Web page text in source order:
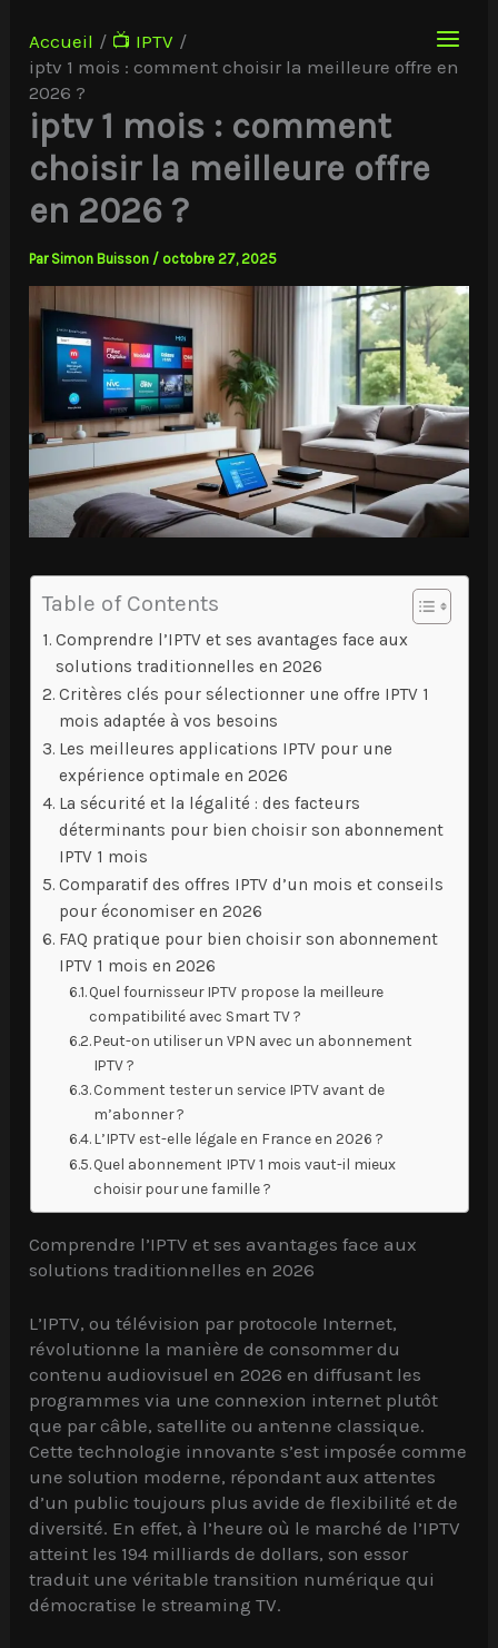
contenu
Accueil
📺 IPTV
iptv 1 mois : comment choisir la meilleure offre en
2026 ?
iptv 1 mois : comment
choisir la meilleure offre
en 2026 ?
Par Simon Buisson / octobre 27, 2025
Table of Contents
Comprendre l’IPTV et ses avantages face aux
solutions traditionnelles en 2026
Critères clés pour sélectionner une offre IPTV 1
mois adaptée à vos besoins
Les meilleures applications IPTV pour une
expérience optimale en 2026
La sécurité et la légalité : des facteurs
déterminants pour bien choisir son abonnement
IPTV 1 mois
Comparatif des offres IPTV d’un mois et conseils
pour économiser en 2026
FAQ pratique pour bien choisir son abonnement
IPTV 1 mois en 2026
Quel fournisseur IPTV propose la meilleure
compatibilité avec Smart TV ?
Peut-on utiliser un VPN avec un abonnement
IPTV ?
Comment tester un service IPTV avant de
m’abonner ?
L’IPTV est-elle légale en France en 2026 ?
Quel abonnement IPTV 1 mois vaut-il mieux
choisir pour une famille ?
Comprendre l’IPTV et ses avantages face aux
solutions traditionnelles en 2026
L’IPTV, ou télévision par protocole Internet,
révolutionne la manière de consommer du
contenu audiovisuel en 2026 en diffusant les
programmes via une connexion internet plutôt
que par câble, satellite ou antenne classique.
Cette technologie innovante s’est imposée comme
une solution moderne, répondant aux attentes
d’un public toujours plus avide de flexibilité et de
diversité. En effet, à l’heure où le marché de l’IPTV
atteint les 194 milliards de dollars, son essor
traduit une véritable transition numérique qui
démocratise le streaming TV.